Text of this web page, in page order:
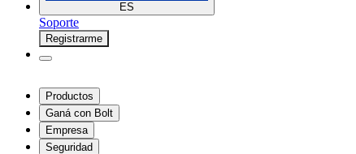
ES
Soporte
Registrarme
Productos
Ganá con Bolt
Empresa
Seguridad